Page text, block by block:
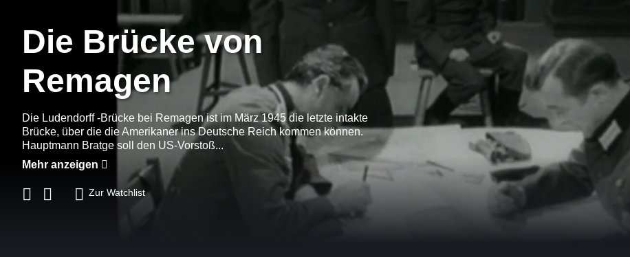
Die Brücke von
Remagen
Die Ludendorff -Brücke bei Remagen ist im März 1945 die letzte intakte
Brücke, über die die Amerikaner ins Deutsche Reich kommen können.
Hauptmann Bratge soll den US-Vorstoß...
Mehr anzeigen
Zur Watchlist